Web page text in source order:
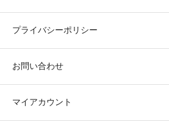
プライバシーポリシー
お問い合わせ
マイアカウント